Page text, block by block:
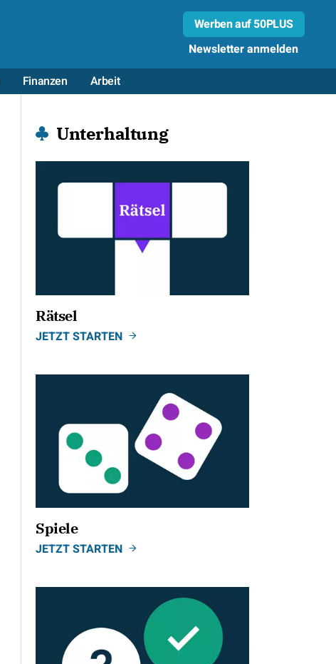
Werben auf 50PLUS
Newsletter anmelden
Finanzen Arbeit
Unterhaltung
Rätsel
JETZT STARTEN
Spiele
JETZT STARTEN